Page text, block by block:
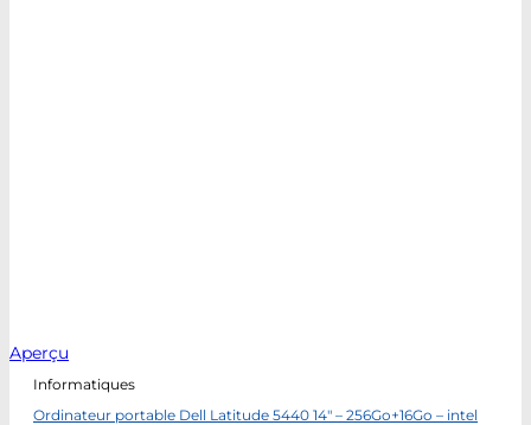
Aperçu
Informatiques
Ordinateur portable Dell Latitude 5440 14″ – 256Go+16Go – intel